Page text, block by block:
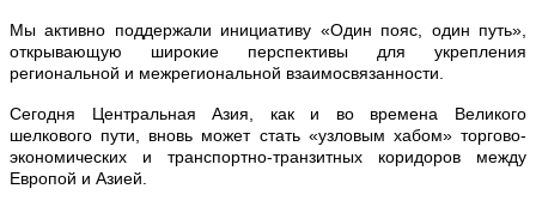
Мы активно поддержали инициативу «Один пояс, один путь»,
открывающую широкие перспективы для укрепления
региональной и межрегиональной взаимосвязанности.
Сегодня Центральная Азия, как и во времена Великого
шелкового пути, вновь может стать «узловым хабом» торгово-
экономических и транспортно-транзитных коридоров между
Европой и Азией.